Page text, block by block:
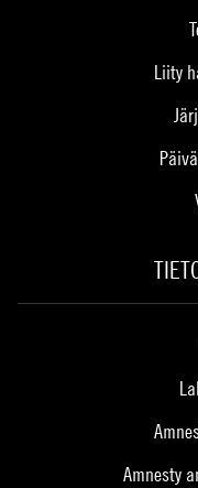
Liity
Amnesty